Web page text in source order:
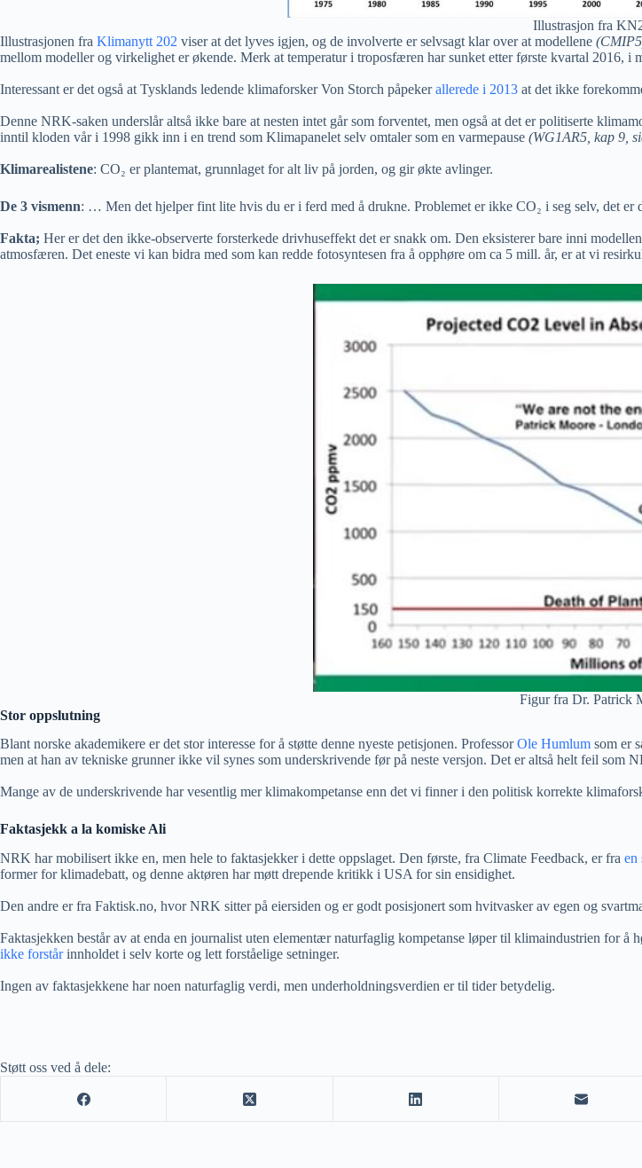
Illustrasjon fra
Illustrasjonen fra Klimanytt 202 viser at det lyves igjen, og de involverte er selvsagt klar over at modellene
mellom modeller og virkelighet er økende. Merk at temperatur i troposfæren har sunket etter første kvartal 2016, i
Interessant er det også at Tysklands ledende klimaforsker Von Storch påpekerallerede i 2013 at det ikke
Denne NRK-saken underslår altså ikke bare at nesten intet går som forventet, men også at det er politiserte
inntil kloden vår i 1998 gikk inn i en trend som Klimapanelet selv omtaler som en varmepause (WG1AR5, kap 9,
Klimarealistene: CO₂ er plantemat, grunnlaget for alt liv på jorden, og gir økte avlinger.
De 3 vismenn: … Men det hjelper fint lite hvis du er i ferd med å drukne. Problemet er ikke CO₂ i seg selv, det er
Fakta; Her er det den ikke-observerte forsterkede drivhuseffekt det er snakk om. Den eksisterer bare inni
atmosfæren. Det eneste vi kan bidra med som kan redde fotosyntesen fra å opphøre om ca 5 mill. år, er at vi
Figur fra Dr. Patrick
Stor oppslutning
Blant norske akademikere er det stor interesse for å støtte denne nyeste petisjonen. ProfessorOle Humlum som er
men at han av tekniske grunner ikke vil synes som underskrivende før på neste versjon. Det er altså helt feil som
Mange av de underskrivende har vesentlig mer klimakompetanse enn det vi finner i den politisk korrekte
Faktasjekk a la komiske Ali
NRK har mobilisert ikke en, men hele to faktasjekker i dette oppslaget. Den første, fra Climate Feedback, er fra en
former for klimadebatt, og denne aktøren har møtt drepende kritikk i USA for sin ensidighet.
Den andre er fra Faktisk.no, hvor NRK sitter på eiersiden og er godt posisjonert som hvitvasker av egen og
Faktasjekken består av at enda en journalist uten elementær naturfaglig kompetanse løper til klimaindustrien for å
ikke forstårinnholdet i selv korte og lett forståelige setninger.
Ingen av faktasjekkene har noen naturfaglig verdi, men underholdningsverdien er til tider betydelig.
Støtt oss ved å dele: